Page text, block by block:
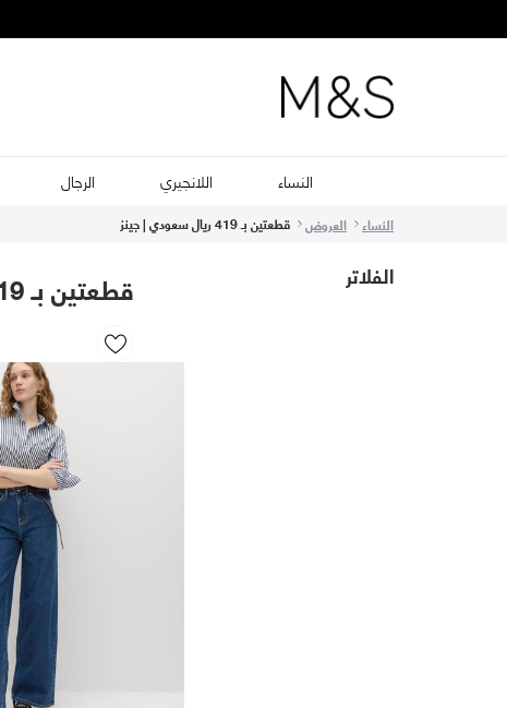
النساء اللانجيري الرجال
النساء العروض قطعتين بـ 419 ريال سعودي | جينز
الفلاتر قطعتين بـ 419 ريال سعودي | جينز